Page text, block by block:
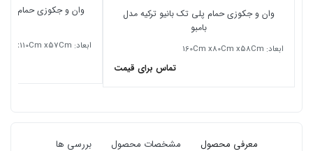
وان و جکوزی حمام پلی تک بانیو ترکیه مدل
بامبو
ابعاد: 160Cm x80Cm x58Cm
تماس برای قیمت
وان و جکوزی حمام پلی
ابعاد: 170Cm x110Cm x57Cm دونفره
معرفی محصول مشخصات محصول بررسی ها